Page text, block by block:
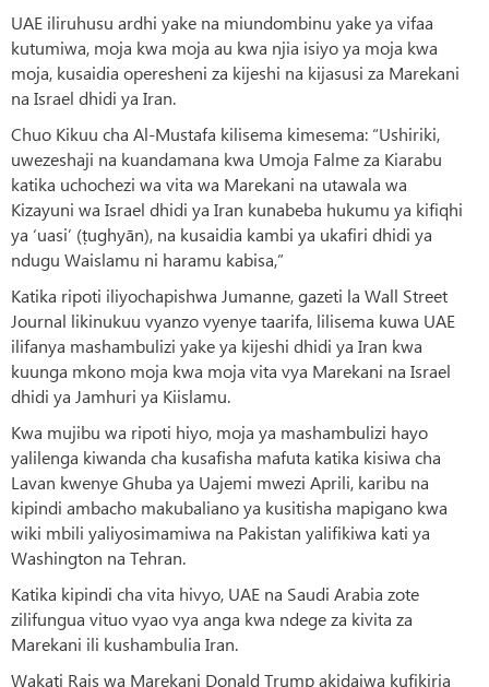
UAE iliruhusu ardhi yake na miundombinu yake ya vifaa
kutumiwa, moja kwa moja au kwa njia isiyo ya moja kwa
moja, kusaidia operesheni za kijeshi na kijasusi za Marekani
na Israel dhidi ya Iran.
Chuo Kikuu cha Al-Mustafa kilisema kimesema: “Ushiriki,
uwezeshaji na kuandamana kwa Umoja Falme za Kiarabu
katika uchochezi wa vita wa Marekani na utawala wa
Kizayuni wa Israel dhidi ya Iran kunabeba hukumu ya kifiqhi
ya ‘uasi’ (ṭughyān), na kusaidia kambi ya ukafiri dhidi ya
ndugu Waislamu ni haramu kabisa,”
Katika ripoti iliyochapishwa Jumanne, gazeti la Wall Street
Journal likinukuu vyanzo vyenye taarifa, lilisema kuwa UAE
ilifanya mashambulizi yake ya kijeshi dhidi ya Iran kwa
kuunga mkono moja kwa moja vita vya Marekani na Israel
dhidi ya Jamhuri ya Kiislamu.
Kwa mujibu wa ripoti hiyo, moja ya mashambulizi hayo
yalilenga kiwanda cha kusafisha mafuta katika kisiwa cha
Lavan kwenye Ghuba ya Uajemi mwezi Aprili, karibu na
kipindi ambacho makubaliano ya kusitisha mapigano kwa
wiki mbili yaliyosimamiwa na Pakistan yalifikiwa kati ya
Washington na Tehran.
Katika kipindi cha vita hivyo, UAE na Saudi Arabia zote
zilifungua vituo vyao vya anga kwa ndege za kivita za
Marekani ili kushambulia Iran.
Wakati Rais wa Marekani Donald Trump akidaiwa kufikiria